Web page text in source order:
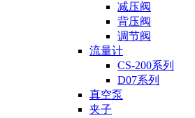
减压阀
背压阀
调节阀
流量计
CS-200系列
D07系列
真空泵
夹子